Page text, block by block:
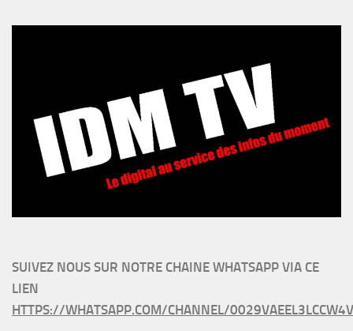
SUIVEZ NOUS SUR NOTRE CHAINE WHATSAPP VIA CE
LIEN
HTTPS://WHATSAPP.COM/CHANNEL/